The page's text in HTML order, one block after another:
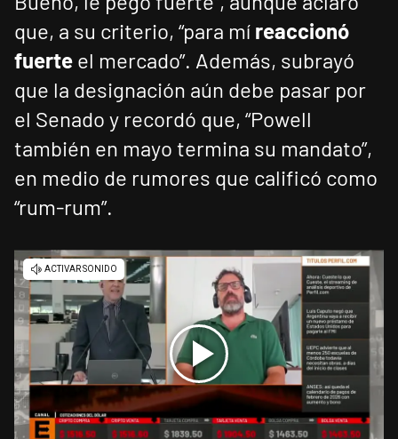
que, a su criterio, “para mí reaccionó
fuerte el mercado”. Además, subrayó
que la designación aún debe pasar por
el Senado y recordó que, “Powell
también en mayo termina su mandato”,
en medio de rumores que calificó como
“rum-rum”.